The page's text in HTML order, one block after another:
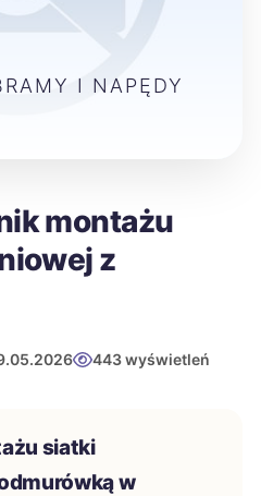
montażu
z
443 wyświetleń
siatki
w
I NAPĘDY